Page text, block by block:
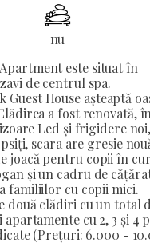
nu
este situat în
de centrul spa.
Guest House așteaptă
a fost renovată,
Led și frigidere
scara are gresie
joacă pentru copii în
și un cadru de
familiilor cu copii mici.
două clădiri cu un total
cu 2, 3 și 4
(Prețuri: 6.000 -